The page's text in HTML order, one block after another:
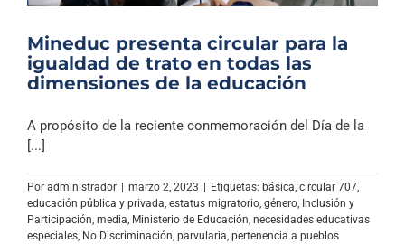
Columnas
Música Clásica
Especiales
Mineduc presenta circular para la
igualdad de trato en todas las
dimensiones de la educación
A propósito de la reciente conmemoración del Día de la
[...]
Por administrador | marzo 2, 2023 | Etiquetas: básica circular 707
educación pública y privada estatus migratorio género Inclusión y
Participación media Ministerio de Educación necesidades educativas
especiales No Discriminación parvularia pertenencia a pueblos